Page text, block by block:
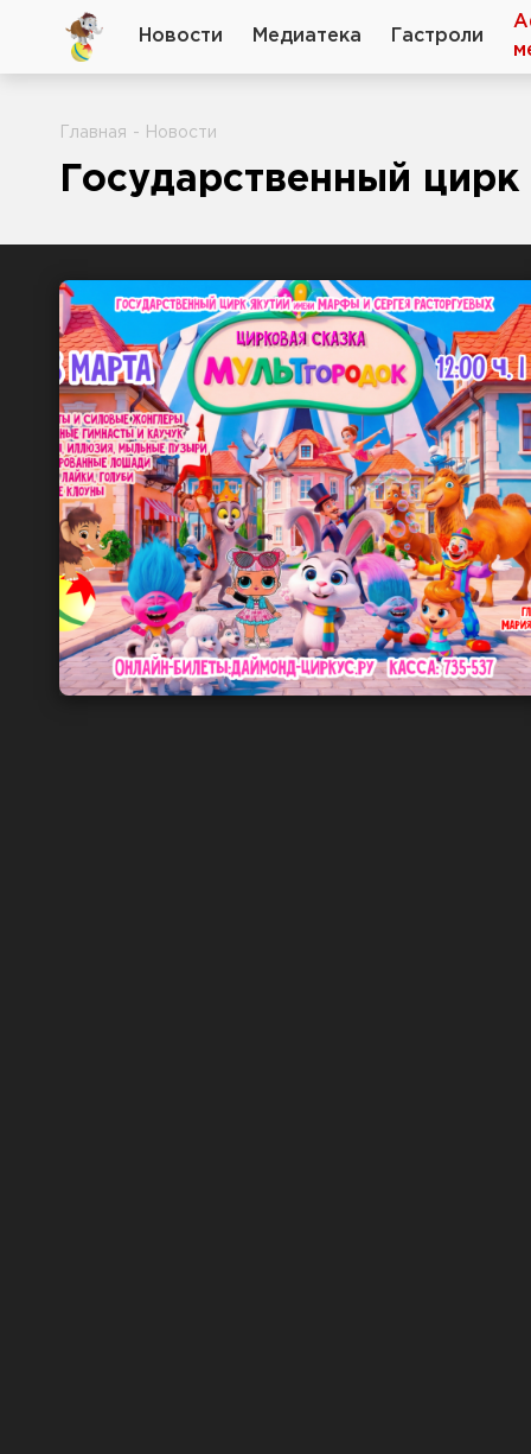
Новости Медиатека Гастроли
Главная - Новости
Государственный